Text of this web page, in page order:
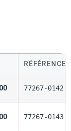
RÉFÉRENCE
77267-0142
77267-0143